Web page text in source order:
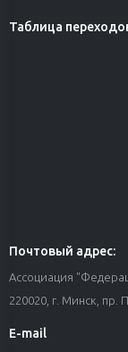
Таблица
Почтовый адрес:
Ассоциация
220020, г. Минск, пр.
E-mail